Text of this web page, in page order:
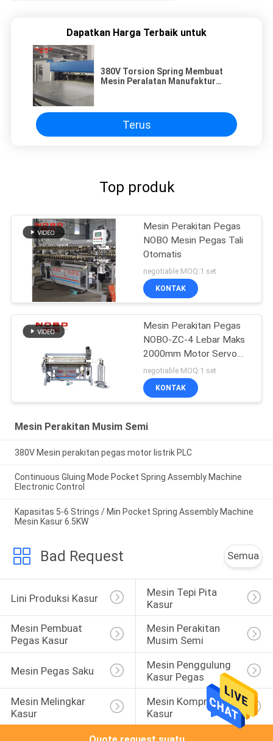
Dapatkan Harga Terbaik untuk
380V Torsion Spring Membuat
Mesin Peralatan Manufaktur
Terus
Top produk
Mesin Perakitan Pegas
NOBO Mesin Pegas Tali
Otomatis
negotiable MOQ:1 set
KONTAK
Mesin Perakitan Pegas
NOBO-ZC-4 Lebar Maks
2000mm Motor Servo
4.5KW
negotiable MOQ:1 set
KONTAK
Mesin Perakitan Musim Semi
380V Mesin perakitan pegas motor listrik PLC
Continuous Gluing Mode Pocket Spring Assembly Machine
Electronic Control
Kapasitas 5-6 Strings / Min Pocket Spring Assembly Machine
Mesin Kasur 6.5KW
Bad Request Semua
Lini Produksi Kasur
Mesin Tepi Pita
Kasur
Mesin Pembuat
Pegas Kasur
Mesin Perakitan
Musim Semi
Mesin Pegas Saku
Mesin Penggulung
Kasur Pegas
Mesin Melingkar
Kasur
Mesin Kompresi
Kasur